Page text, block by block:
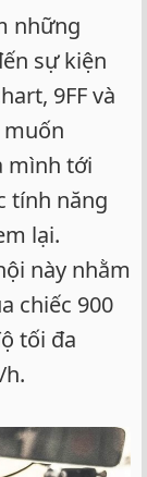
những
sự kiện
9FF và
muốn
mình tới
tính năng
lại.
này nhằm
chiếc 900
tối đa